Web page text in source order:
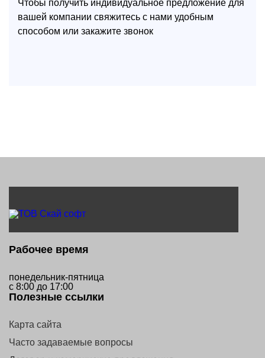
Чтобы получить индивидуальное предложение для
вашей компании свяжитесь с нами удобным
способом или закажите звонок
Рабочее время
понедельник-пятница
с 8:00 до 17:00
Полезные ссылки
Карта сайта
Часто задаваемые вопросы